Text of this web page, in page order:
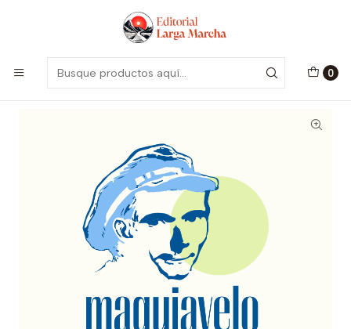
0
Encuentra nuestro catálogo aquí
Maquiavelo y Lenin. Notas para una teoría política marxista